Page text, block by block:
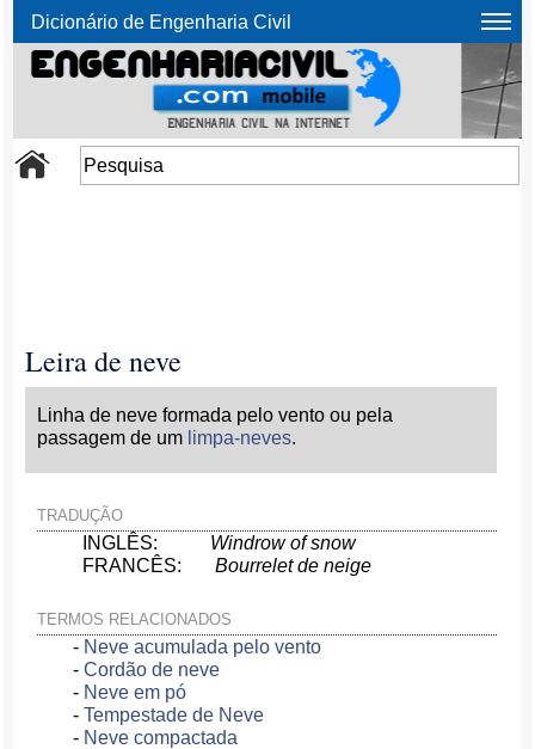
Dicionário de Engenharia Civil
Leira de neve
Linha de neve formada pelo vento ou pela
passagem de um limpa-neves.
TRADUÇÃO
INGLÊS: Windrow of snow
FRANCÊS:Bourrelet de neige
TERMOS RELACIONADOS
- Neve acumulada pelo vento
-Cordão de neve
- Neve em pó
-Tempestade de Neve
- Neve compactada